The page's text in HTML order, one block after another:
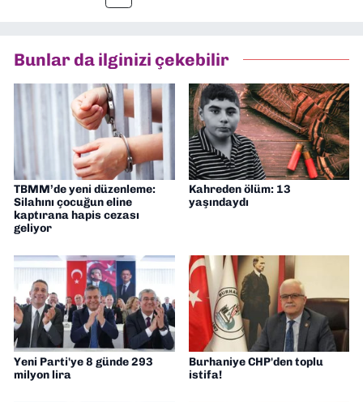
müdürü olarak görev yaptım. Ayrıca Yeni
Gazetesi'nde editörlük yapıyorum
Bunlar da ilginizi çekebilir
TBMM’de yeni düzenleme:
Silahını çocuğun eline
kaptırana hapis cezası
geliyor
Kahreden ölüm: 13
yaşındaydı
Yeni Parti'ye 8 günde 293
milyon lira
Burhaniye CHP'den toplu
istifa!